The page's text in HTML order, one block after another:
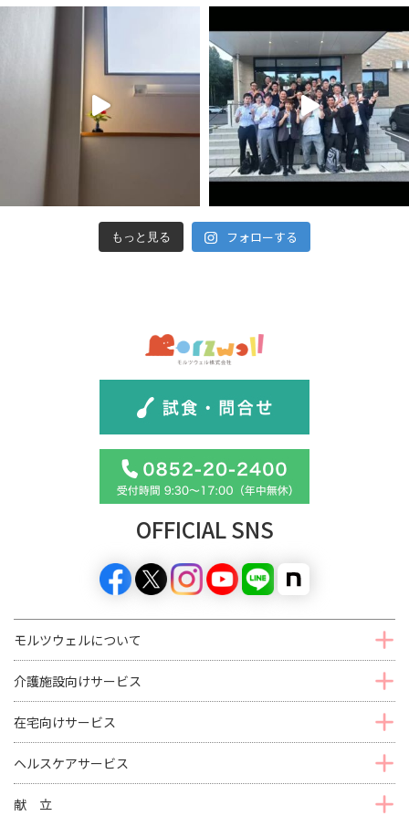
もっと見る フォローする
OFFICIAL SNS
モルツウェルについて
介護施設向けサービス
在宅向けサービス
ヘルスケアサービス
献 立